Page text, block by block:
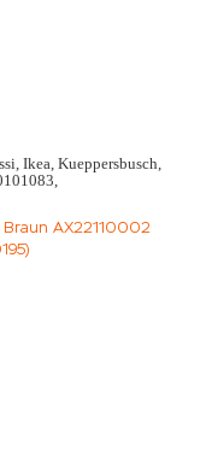
Ikea, Kueppersbusch,